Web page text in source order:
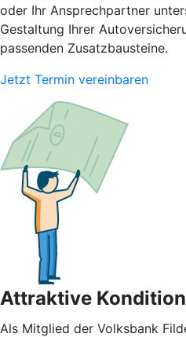
oder Ihr Ansprechpartner
Gestaltung Ihrer
passenden Zusatzbausteine.
Jetzt Termin vereinbaren
Attraktive
Als Mitglied der Volksbank